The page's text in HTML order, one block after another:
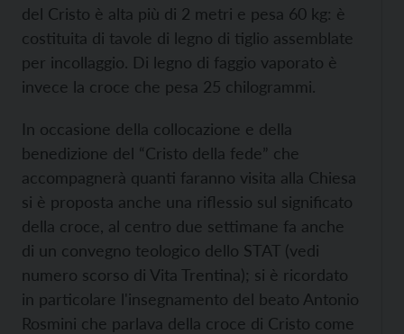
del Cristo è alta più di 2 metri e pesa 60 kg: è
costituita di tavole di legno di tiglio assemblate
per incollaggio. Di legno di faggio vaporato è
invece la croce che pesa 25 chilogrammi.
In occasione della collocazione e della
benedizione del “Cristo della fede” che
accompagnerà quanti faranno visita alla Chiesa
si è proposta anche una riflessio sul significato
della croce, al centro due settimane fa anche
di un convegno teologico dello STAT (vedi
numero scorso di Vita Trentina); si è ricordato
in particolare l'insegnamento del beato Antonio
Rosmini che parlava della croce di Cristo come